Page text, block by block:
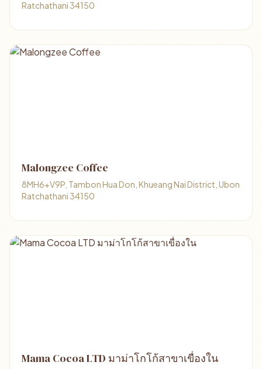
Ratchathani 34150
Malongzee Coffee
8MH6+V9P, Tambon Hua Don, Khueang Nai District, Ubon
Ratchathani 34150
Mama Cocoa LTD มาม่าโกโก้สาขาเขื่องใน